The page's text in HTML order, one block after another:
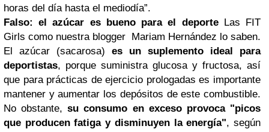
horas del día hasta el mediodía”.
Falso: el azúcar es bueno para el deporteLas FIT
Girls como nuestra blogger Mariam Hernández lo saben.
El azúcar (sacarosa) es un suplemento ideal para
deportistas, porque suministra glucosa y fructosa, así
que para prácticas de ejercicio prologadas es importante
mantener y aumentar los depósitos de este combustible.
No obstante,su consumo en exceso provoca "picos
que producen fatiga y disminuyen la energía", según